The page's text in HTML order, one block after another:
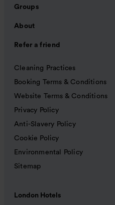
Groups
About
Refer a friend
Cleaning Practices
Booking Terms & Conditions
Website Terms & Conditions
Privacy Policy
Anti-Slavery Policy
Cookie Policy
Environmental Policy
Sitemap
London Hotels